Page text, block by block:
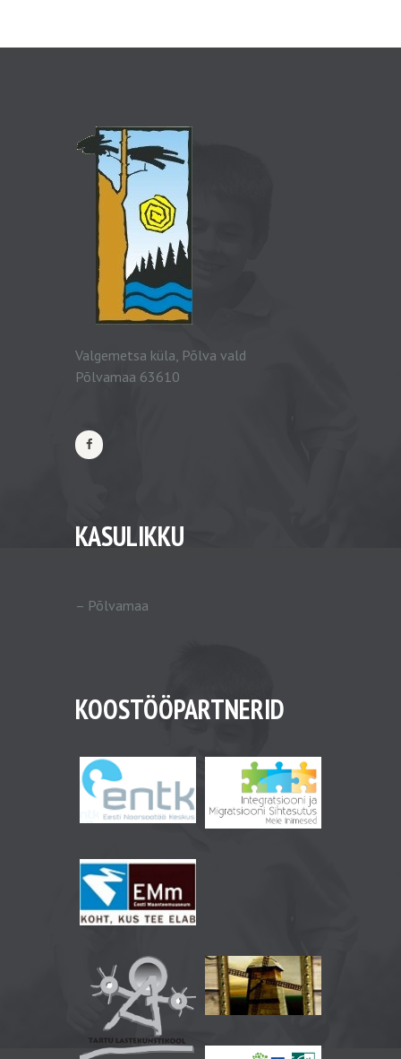
Valgemetsa küla, Põlva vald
Põlvamaa 63610
KASULIKKU
– Põlvamaa
KOOSTÖÖPARTNERID